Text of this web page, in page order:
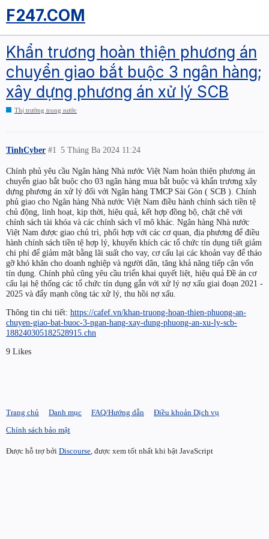
F247.COM
Khẩn trương hoàn thiện phương án
chuyển giao bắt buộc 3 ngân hàng;
xây dựng phương án xử lý SCB
Thị trường trong nước
TinhCyber 5 Tháng Ba 2024 11:24
#1
Chính phủ yêu cầu Ngân hàng Nhà nước Việt Nam hoàn thiện phương án
chuyển giao bắt buộc cho 03 ngân hàng mua bắt buộc và khẩn trương xây
dựng phương án xử lý đối với Ngân hàng TMCP Sài Gòn ( SCB ). Chính
phủ giao cho Ngân hàng Nhà nước Việt Nam điều hành chính sách tiền tệ
chủ động, linh hoạt, kịp thời, hiệu quả, kết hợp đồng bộ, chặt chẽ với
chính sách tài khóa và các chính sách vĩ mô khác. Ngân hàng Nhà nước
Việt Nam được giao chủ trì, phối hợp với các cơ quan, địa phương để điều
hành chính sách tiền tệ hợp lý, khuyến khích các tổ chức tín dụng tiết giảm
chi phí để giảm mặt bằng lãi suất cho vay, cơ cấu lại các khoản vay để tháo
gỡ khó khăn cho doanh nghiệp và người dân, tăng khả năng tiếp cận vốn
tín dụng. Chính phủ cũng yêu cầu triển khai quyết liệt, hiệu quả Đề án cơ
cấu lại hệ thống các tổ chức tín dụng gắn với xử lý nợ xấu giai đoạn 2021 -
2025 và đẩy mạnh công tác xử lý, thu hồi nợ xấu.
Thông tin chi tiết: https://cafef.vn/khan-truong-hoan-thien-phuong-an-
chuyen-giao-bat-buoc-3-ngan-hang-xay-dung-phuong-an-xu-ly-scb-
188240305182528915.chn
9 Likes
Trang chủ Danh mục FAQ/Hướng dẫn
Điều khoản Dịch vụ
Chính sách bảo mật
Được hỗ trợ bởi Discourse, được xem tốt nhất khi bật JavaScript